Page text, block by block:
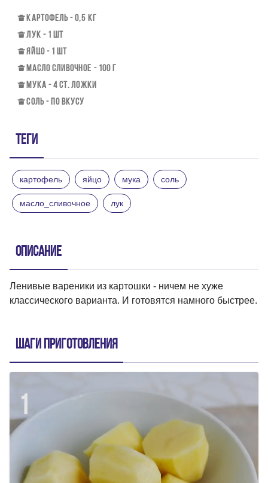
КАРТОФЕЛЬ - 0,5 КГ
ЛУК - 1 ШТ
ЯЙЦО - 1 ШТ
МАСЛО СЛИВОЧНОЕ - 100 Г
МУКА - 4 СТ. ЛОЖКИ
СОЛЬ - ПО ВКУСУ
Теги
картофель яйцо мука соль
масло_сливочное лук
Описание
Ленивые вареники из картошки - ничем не хуже
классического варианта. И готовятся намного быстрее.
Шаги приготовления
1